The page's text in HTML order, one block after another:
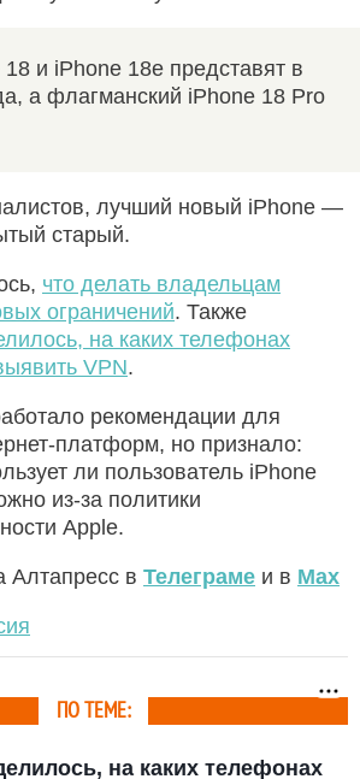
и iPhone 18e представят в
а флагманский iPhone 18 Pro
лучший новый iPhone —
старый.
что делать владельцам
ограничений. Также
на каких телефонах
VPN.
рекомендации для
платформ, но признало:
ли пользователь iPhone
из-за политики
Apple.
Алтапресс в Телеграме и в Max
ПО ТЕМЕ:
на каких телефонах